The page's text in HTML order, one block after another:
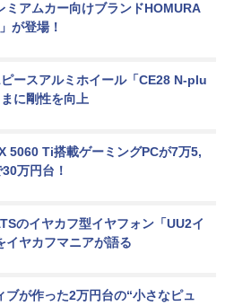
ミアムカー向けブランドHOMURA
が登場！
ースアルミホイール「CE28 N-plu
に剛性を向上
5060 Ti搭載ゲーミングPCが7万5,
万円台！
のイヤカフ型イヤフォン「UU2イ
イヤカフマニアが語る
ブが作った2万円台の“小さなピュ